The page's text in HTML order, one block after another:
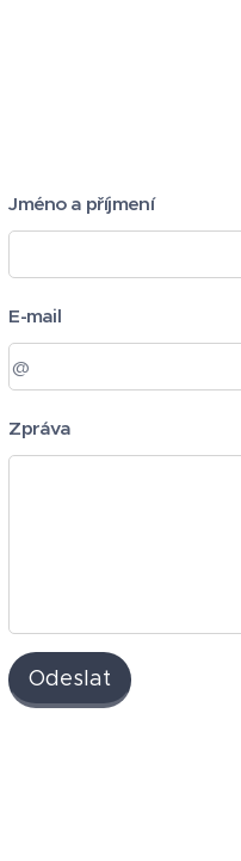
Jméno a příjmení
E-mail
Zpráva
Odeslat